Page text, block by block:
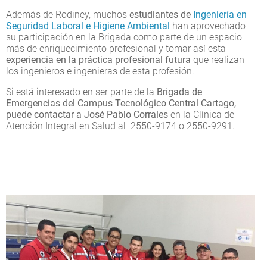
Además de Rodiney, muchos estudiantes de Ingeniería en
Seguridad Laboral e Higiene Ambiental han aprovechado
su participación en la Brigada como parte de un espacio
más de enriquecimiento profesional y tomar así esta
experiencia en la práctica profesional futura que realizan
los ingenieros e ingenieras de esta profesión.
Si está interesado en ser parte de la Brigada de
Emergencias del Campus Tecnológico Central Cartago,
puede contactar a José Pablo Corrales en la Clínica de
Atención Integral en Salud al 2550-9174 o 2550-9291.